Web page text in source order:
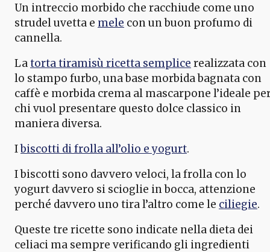
Un intreccio morbido che racchiude come uno
strudel uvetta e mele con un buon profumo di
cannella.
Latorta tiramisù ricetta semplice realizzata con
lo stampo furbo, una base morbida bagnata con
caffè e morbida crema al mascarpone l’ideale
chi vuol presentare questo dolce classico in
maniera diversa.
Ibiscotti di frolla all’olio e yogurt.
I biscotti sono davvero veloci, la frolla con lo
yogurt davvero si scioglie in bocca, attenzione
perché davvero uno tira l’altro come le ciliegie.
Queste tre ricette sono indicate nella dieta dei
celiaci ma sempre verificando gli ingredienti